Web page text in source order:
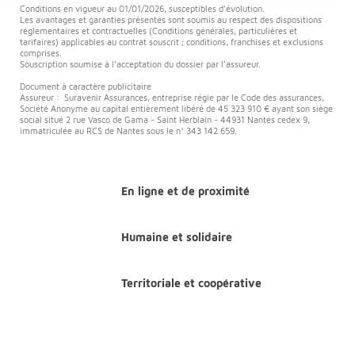
Conditions en vigueur au 01/01/2026, susceptibles d’évolution.
Les avantages et garanties présentés sont soumis au respect des dispositions
réglementaires et contractuelles (Conditions générales, particulières et
tarifaires) applicables au contrat souscrit ; conditions, franchises et exclusions
comprises.
Souscription soumise à l’acceptation du dossier par l’assureur.
Document à caractère publicitaire
Assureur : Suravenir Assurances, entreprise régie par le Code des assurances,
Société Anonyme au capital entièrement libéré de 45 323 910 € ayant son siège
social situé 2 rue Vasco de Gama - Saint Herblain - 44931 Nantes cedex 9,
immatriculée au RCS de Nantes sous le n° 343 142 659.
En ligne et de proximité
Humaine et solidaire
Territoriale et coopérative